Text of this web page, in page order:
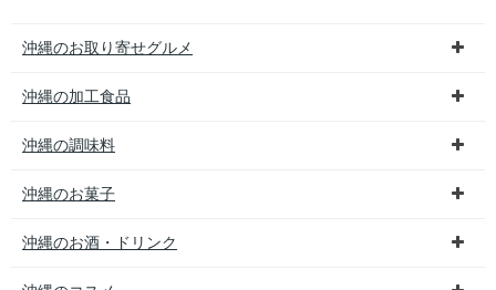
沖縄のお取り寄せグルメ
沖縄の加工食品
沖縄の調味料
沖縄のお菓子
沖縄のお酒・ドリンク